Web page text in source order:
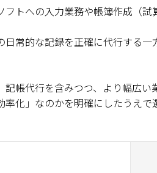
トへの入力業務や帳簿作成（試
日常的な記録を正確に代行する
帳代行を含みつつ、より幅広
化」なのかを明確にしたうえで